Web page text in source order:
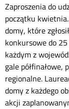
Zaproszenia do
początku
domy, które
konkursowe do
każdym z
gale półfinałowe,
regionalne.
domy z każdego
akcji